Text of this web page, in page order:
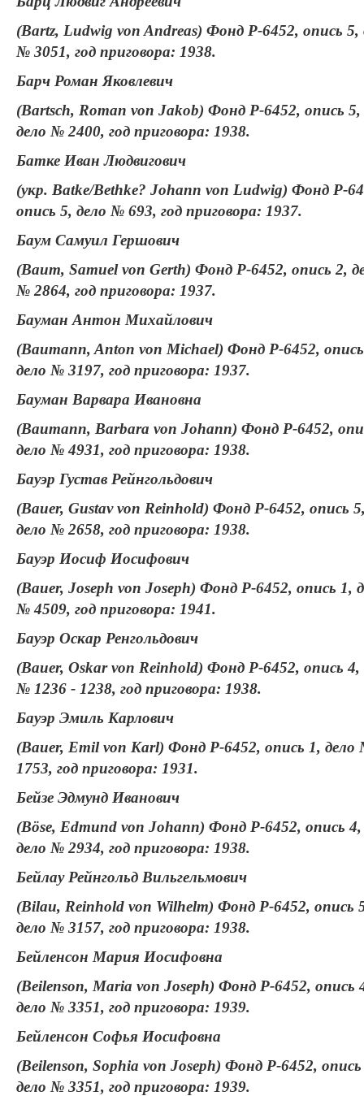
(Bartz, Ludwig von Andreas) Фонд Р-6452, опись 5,
№ 3051, год приговора: 1938.
Барч Роман Яковлевич
(Bartsch, Roman von Jakob) Фонд Р-6452, опись 5,
дело № 2400, год приговора: 1938.
Батке Иван Людвигович
(укр. Batke/Bethke? Johann von Ludwig) Фонд Р-
опись 5, дело № 693, год приговора: 1937.
Баум Самуил Гершович
(Baum, Samuel von Gerth) Фонд Р-6452, опись 2,
№ 2864, год приговора: 1937.
Бауман Антон Михайлович
(Baumann, Anton von Michael) Фонд Р-6452,
дело № 3197, год приговора: 1937.
Бауман Варвара Ивановна
(Baumann, Barbara von Johann) Фонд Р-6452,
дело № 4931, год приговора: 1938.
Бауэр Густав Рейнгольдович
(Bauer, Gustav von Reinhold) Фонд Р-6452, опись
дело № 2658, год приговора: 1938.
Бауэр Иосиф Иосифович
(Bauer, Joseph von Joseph) Фонд Р-6452, опись 1,
№ 4509, год приговора: 1941.
Бауэр Оскар Ренгольдович
(Bauer, Oskar von Reinhold) Фонд Р-6452, опись 4,
№ 1236 - 1238, год приговора: 1938.
Бауэр Эмиль Карлович
(Bauer, Emil von Karl) Фонд Р-6452, опись 1, дело
1753, год приговора: 1931.
Бейзе Эдмунд Иванович
(Böse, Edmund von Johann) Фонд Р-6452, опись 4,
дело № 2934, год приговора: 1938.
Бейлау Рейнгольд Вильгельмович
(Bilau, Reinhold von Wilhelm) Фонд Р-6452, опись
дело № 3157, год приговора: 1938.
Бейленсон Мария Иосифовна
(Beilenson, Maria von Joseph) Фонд Р-6452, опись
дело № 3351, год приговора: 1939.
Бейленсон Софья Иосифовна
(Beilenson, Sophia von Joseph) Фонд Р-6452,
дело № 3351, год приговора: 1939.